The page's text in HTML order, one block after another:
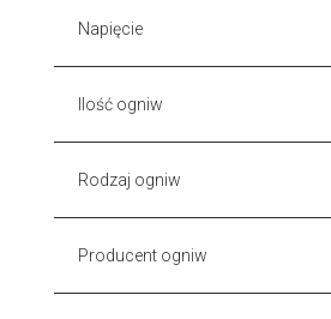
Napięcie
Ilość ogniw
Rodzaj ogniw
Producent ogniw